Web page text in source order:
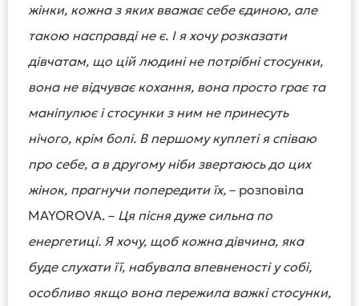
жінки, кожна з яких вважає себе єдиною, але
такою насправді не є. І я хочу розказати
дівчатам, що цій людині не потрібні стосунки,
вона не відчуває кохання, вона просто грає та
маніпулює і стосунки з ним не принесуть
нічого, крім болі. В першому куплеті я співаю
про себе, а в другому ніби звертаюсь до цих
жінок, прагнучи попередити їх, – розповіла
MAYOROVA. – Ця пісня дуже сильна по
енергетиці. Я хочу, щоб кожна дівчина, яка
буде слухати її, набувала впевненості у собі,
особливо якщо вона пережила важкі стосунки,